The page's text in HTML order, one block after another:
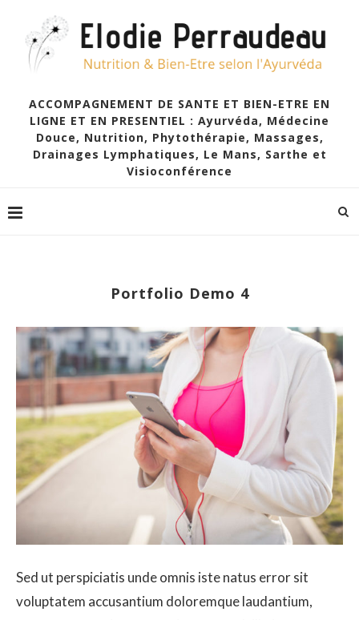
ACCOMPAGNEMENT DE SANTE ET BIEN-ETRE EN
LIGNE ET EN PRESENTIEL : Ayurvéda, Médecine
Douce, Nutrition, Phytothérapie, Massages,
Drainages Lymphatiques, Le Mans, Sarthe et
Visioconférence
Portfolio Demo 4
Sed ut perspiciatis unde omnis iste natus error sit
voluptatem accusantium doloremque laudantium,